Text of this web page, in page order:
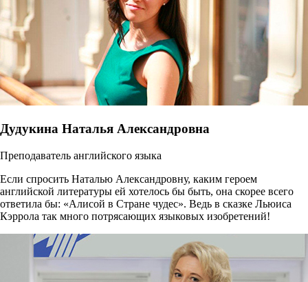
Дудукина Наталья Александровна
Преподаватель английского языка
Если спросить Наталью Александровну, каким героем
английской литературы ей хотелось бы быть, она скорее всего
ответила бы: «Алисой в Стране чудес». Ведь в сказке Льюиса
Кэррола так много потрясающих языковых изобретений!